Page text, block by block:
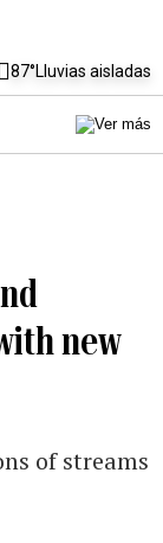
87°Lluvias aisladas
new
of streams